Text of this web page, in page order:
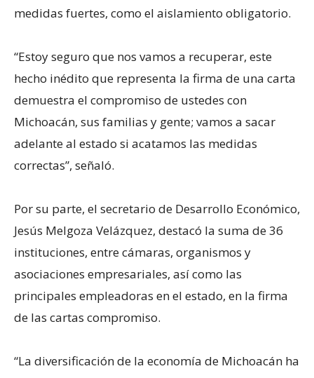
medidas fuertes, como el aislamiento obligatorio.
“Estoy seguro que nos vamos a recuperar, este
hecho inédito que representa la firma de una carta
demuestra el compromiso de ustedes con
Michoacán, sus familias y gente; vamos a sacar
adelante al estado si acatamos las medidas
correctas”, señaló.
Por su parte, el secretario de Desarrollo Económico,
Jesús Melgoza Velázquez, destacó la suma de 36
instituciones, entre cámaras, organismos y
asociaciones empresariales, así como las
principales empleadoras en el estado, en la firma
de las cartas compromiso.
“La diversificación de la economía de Michoacán ha